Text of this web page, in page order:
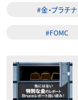
#金・プラチナ
#FOMC